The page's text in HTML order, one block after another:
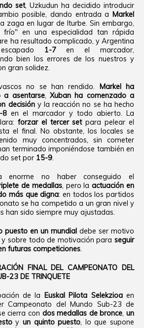
set, Uzkudun ha decidido introducir
posible, dando entrada a Markel
zaga en lugar de Iturbe. Sin embargo,
frío" en una especialidad tan rápida
ha resultado complicado, y Argentina
1-7en el marcador,
bien los errores de los nuestros y
gran solidez.
no se han rendido. Markel ha
a asentarse,Xuban ha comenzado a
decisióny la reacción no se ha hecho
8 en el marcador y todo abierto. La
forzar el tercer setpara pelear el
el final. No obstante, los locales se
muy concentrados, sin cometer
terminado imponiéndose también en
set por 15-9.
enorme no haber conseguido el
de medallas, pero laactuación en
más que digna: en todos los partidos
se ha competido a un gran nivel y
han sido siempre muy ajustadas.
puesto en un mundial debe ser motivo
y sobre todo de motivación para seguir
futuras competiciones.
FINAL DEL CAMPEONATO DEL
23 DE TRINQUETE
de la Euskal Pilota Selekzioaen
Campeonato del Mundo Sub-23 de
cierra con dos medallas de bronce,un
y un quinto puesto, lo que supone